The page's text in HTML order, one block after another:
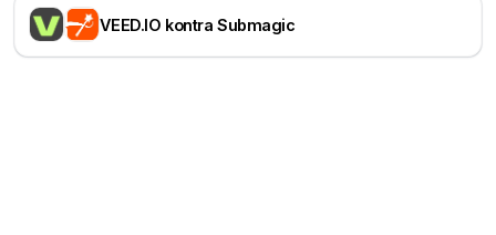
VEED.IO kontra Submagic